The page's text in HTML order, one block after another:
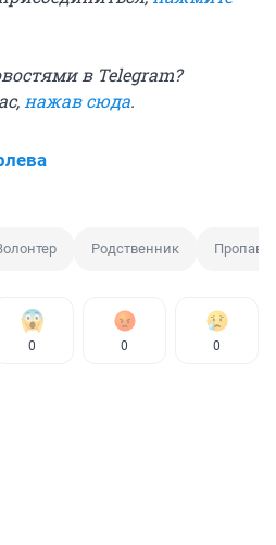
в Telegram?
нажав сюда.
Родственник
0 0 0